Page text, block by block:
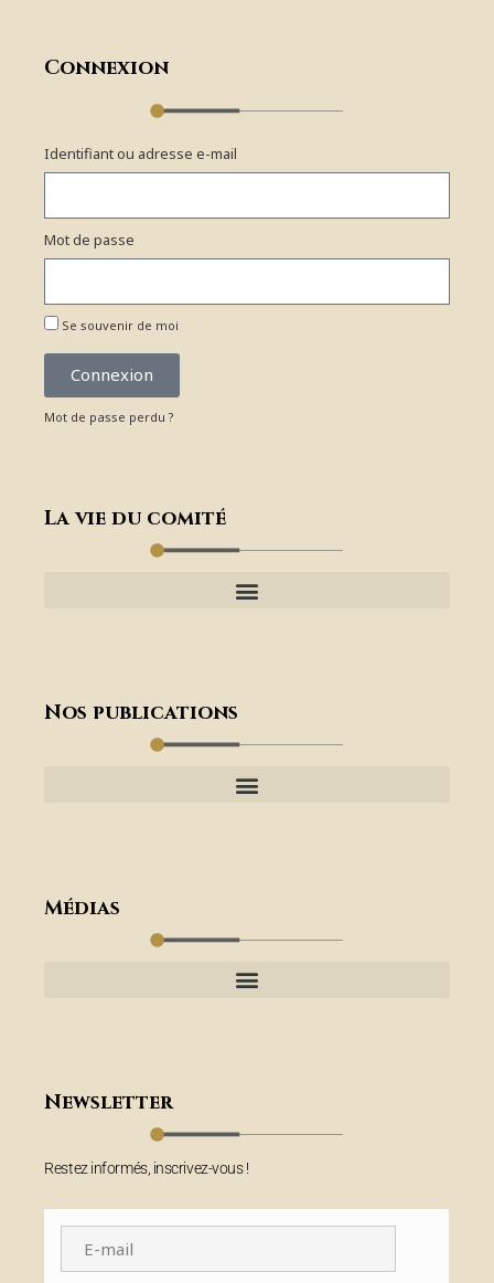
Connexion
Identifiant ou adresse e-mail
Mot de passe
Se souvenir de moi
Connexion
Mot de passe perdu ?
La vie du comité
Nos publications
Médias
Newsletter
Restez informés, inscrivez-vous !